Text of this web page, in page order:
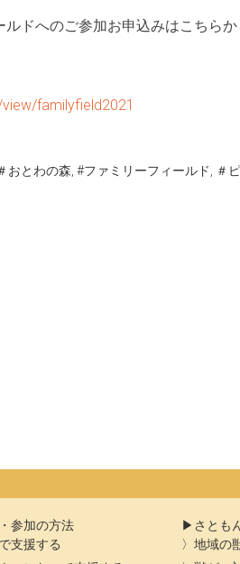
ドへのご参加お申込みはこちらか
familyfield2021
おとわの森 #ファミリーフィールド ＃
参加の方法
支援する
さとも
地域の